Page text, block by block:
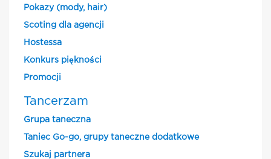
Pokazy (mody, hair)
Scoting dla agencji
Hostessa
Konkurs piękności
Promocji
Tancerzam
Grupa taneczna
Taniec Go-go, grupy taneczne dodatkowe
Szukaj partnera